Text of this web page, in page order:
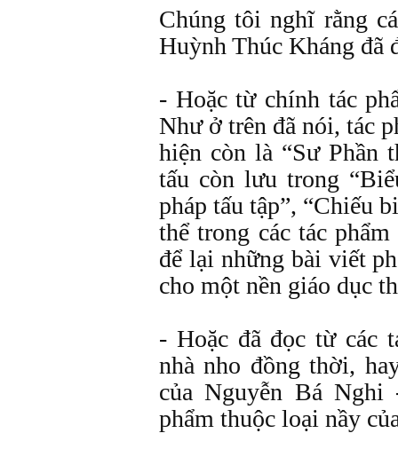
Chúng tôi nghĩ rằng
Huỳnh Thúc Kháng đã
- Hoặc từ chính tác
Như ở trên đã nói, tác
hiện còn là “Sư Phần
tấu còn lưu trong
pháp tấu tập”, “Chiếu
thể trong các tác
để lại những bài viết
cho một nền giáo dục
- Hoặc đã đọc từ các
nhà nho đồng thời,
của Nguyễn Bá Nghi
phẩm thuộc loại nầy